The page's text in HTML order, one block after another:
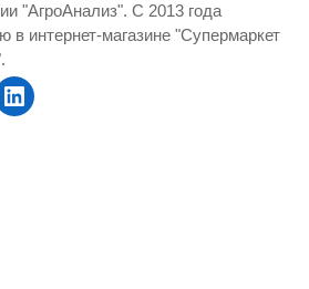
"АгроАнализ". С 2013 года
в интернет-магазине "Супермаркет